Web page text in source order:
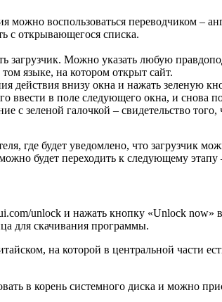
можно воспользоваться переводчиком –
с открывающегося списка.
загрузчик. Можно указать любую
языке, на котором открыт сайт.
действия внизу окна и нажать зеленую
ввести в поле следующего окна, и снова
с зеленой галочкой – свидетельство
где будет уведомлено, что загрузчик
будет переходить к следующему
unlock и нажать кнопку «Unlock now»
для скачивания программы.
на которой в центральной части
в корень системного диска и можно